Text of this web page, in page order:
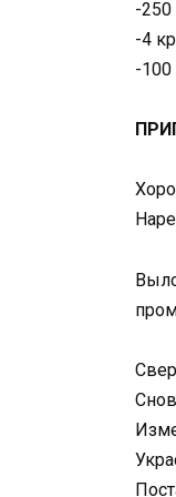
-250
-4
-